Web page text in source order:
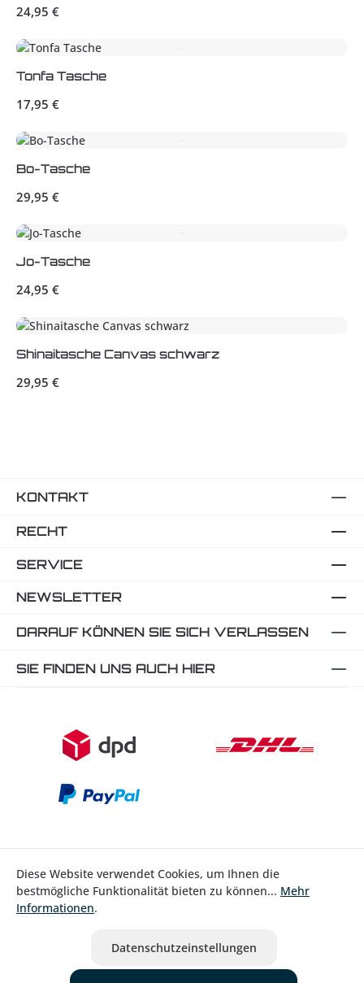
Regulärer Preis:
24,95 €
Tonfa Tasche
Regulärer Preis:
17,95 €
Bo-Tasche
Regulärer Preis:
29,95 €
Jo-Tasche
Regulärer Preis:
24,95 €
Shinaitasche Canvas schwarz
Regulärer Preis:
29,95 €
KONTAKT
RECHT
SERVICE
NEWSLETTER
DARAUF KÖNNEN SIE SICH VERLASSEN
SIE FINDEN UNS AUCH HIER
Bestellung widerrufen
ausgenommen Nicht EU-Länder
Diese Website verwendet Cookies, um Ihnen die
bestmögliche Funktionalität bieten zu können... Mehr
Informationen.
Datenschutzeinstellungen